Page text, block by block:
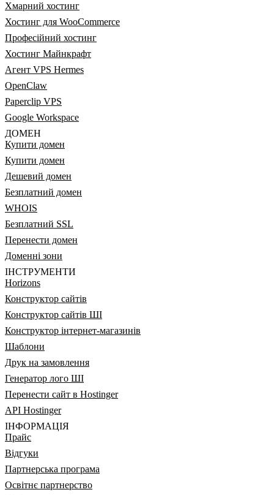
Хмарний хостинг
Хостинг для WooCommerce
Професійний хостинг
Хостинг Майнкрафт
Агент VPS Hermes
OpenClaw
Paperclip VPS
Google Workspace
ДОМЕН
Купити домен
Купити домен
Дешевий домен
Безплатний домен
WHOIS
Безплатний SSL
Перенести домен
Доменні зони
ІНСТРУМЕНТИ
Horizons
Конструктор сайтів
Конструктор сайтів ШІ
Конструктор інтернет-магазинів
Шаблони
Друк на замовлення
Генератор лого ШІ
Перенести сайт в Hostinger
API Hostinger
ІНФОРМАЦІЯ
Прайс
Відгуки
Партнерська програма
Освітнє партнерство